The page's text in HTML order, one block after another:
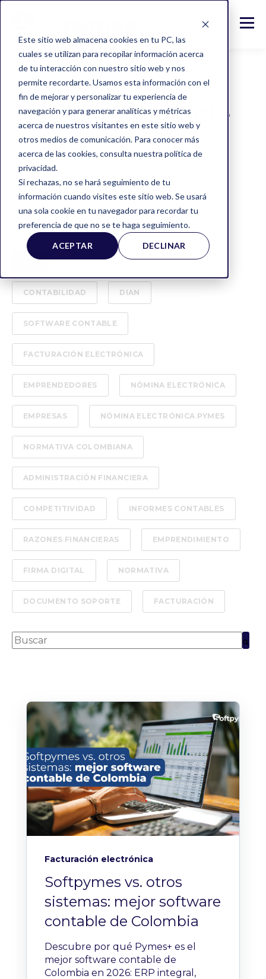
Este sitio web almacena cookies en tu PC, las
cuales se utilizan para recopilar información acerca
de tu interacción con nuestro sitio web y nos
permite recordarte. Usamos esta información con el
fin de mejorar y personalizar tu experiencia de
navegación y para generar analíticas y métricas
acerca de nuestros visitantes en este sitio web y
otros medios de comunicación. Para conocer más
acerca de las cookies, consulta nuestra política de
privacidad.
Si rechazas, no se hará seguimiento de tu
información cuando visites este sitio web. Se usará
una sola cookie en tu navegador para recordar tu
preferencia de que no se te haga seguimiento.
ACEPTAR DECLINAR
Software Contable
Pymes+
ALL PYMES TIPS
CONTABILIDAD DIAN
SOFTWARE CONTABLE
FACTURACIÓN ELECTRÓNICA
EMPRENDEDORES NÓMINA ELECTRÓNICA
EMPRESAS NÓMINA ELECTRÓNICA PYMES
NORMATIVA COLOMBIANA
ADMINISTRACIÓN FINANCIERA
COMPETITIVIDAD INFORMES CONTABLES
RAZONES FINANCIERAS EMPRENDIMIENTO
FIRMA DIGITAL NORMATIVA
DOCUMENTO SOPORTE FACTURACIÓN
Esto es un campo de búsqueda con una función de
Facturación electrónica
Softpymes vs. otros
sistemas: mejor software
contable de Colombia
Descubre por qué Pymes+ es el
mejor software contable de
Colombia en 2026: ERP integral,